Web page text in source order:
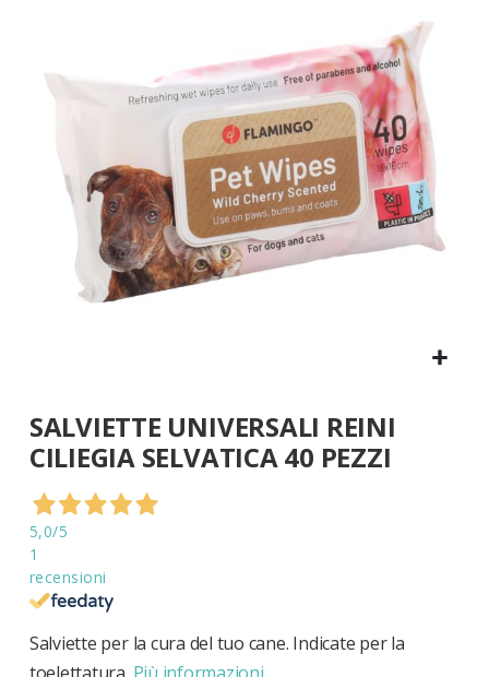
immagini
all'inizio
della
galleria
immagini
SALVIETTE UNIVERSALI REINI
CILIEGIA SELVATICA 40 PEZZI
5,0/5
1
recensioni
Salviette per la cura del tuo cane. Indicate per la
toelettatura. Più informazioni